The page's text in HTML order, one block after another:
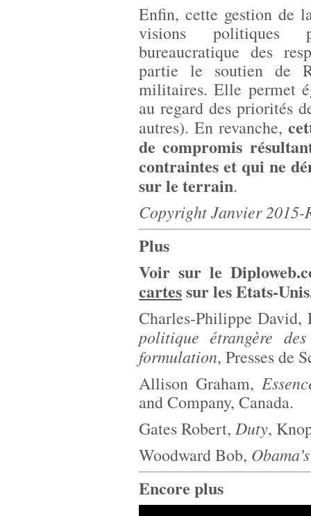
Enfin, cette gestion de
visions politiques
bureaucratique des
partie le soutien de
militaires. Elle permet
au regard des priorités
autres). En revanche,
de compromis
contraintes et qui ne
sur le terrain.
Copyright Janvier 2015-
Plus
Voir sur le
cartessur les Etats-
Charles-Philippe
politique étrangère
formulation, Presses de
Allison Graham,
and Company, Canada.
Gates Robert, Duty,
Woodward Bob,
Encore plus